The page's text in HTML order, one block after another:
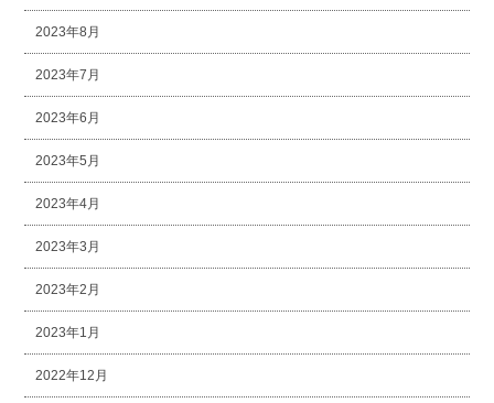
2023年8月
2023年7月
2023年6月
2023年5月
2023年4月
2023年3月
2023年2月
2023年1月
2022年12月